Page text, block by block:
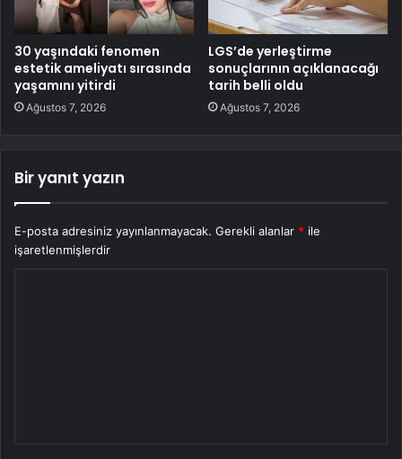
30 yaşındaki fenomen
estetik ameliyatı sırasında
yaşamını yitirdi
Ağustos 7, 2026
LGS’de yerleştirme
sonuçlarının açıklanacağı
tarih belli oldu
Ağustos 7, 2026
Bir yanıt yazın
E-posta adresiniz yayınlanmayacak. Gerekli alanlar * ile
işaretlenmişlerdir